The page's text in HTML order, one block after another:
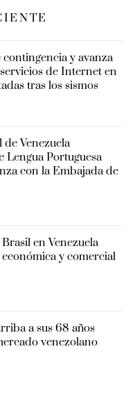
y avanza
de Internet en
tras los sismos
Venezuela
Lengua Portuguesa
con la Embajada de
en Venezuela
y comercial
a sus 68 años
venezolano